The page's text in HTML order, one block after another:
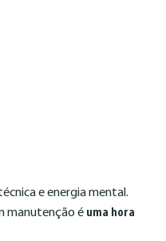
e energia mental.
manutenção é uma hora